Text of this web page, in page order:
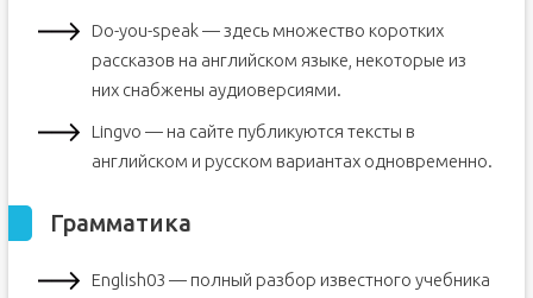
Do-you-speak — здесь множество коротких
рассказов на английском языке, некоторые из
них снабжены аудиоверсиями.
Lingvo — на сайте публикуются тексты в
английском и русском вариантах одновременно.
Грамматика
English03 — полный разбор известного учебника